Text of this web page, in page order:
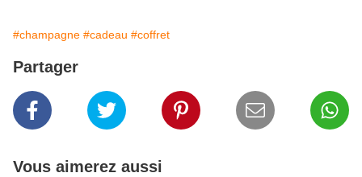
#champagne #cadeau #coffret
Partager
Vous aimerez aussi